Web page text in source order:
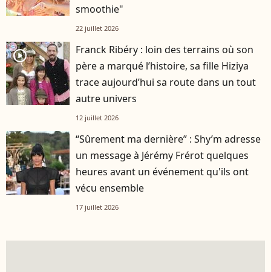
smoothie"
22 juillet 2026
player2
Franck Ribéry : loin des terrains où son
père a marqué l’histoire, sa fille Hiziya
trace aujourd’hui sa route dans un tout
autre univers
12 juillet 2026
“Sûrement ma dernière” : Shy’m adresse
un message à Jérémy Frérot quelques
heures avant un événement qu'ils ont
vécu ensemble
17 juillet 2026